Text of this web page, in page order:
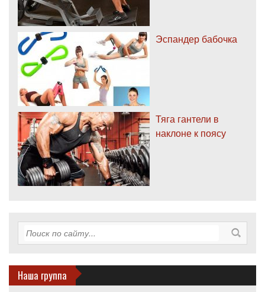
Эспандер бабочка
Тяга гантели в
наклоне к поясу
Наша группа